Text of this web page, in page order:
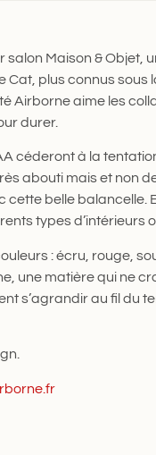
Maison & Objet,
plus connus sous
Airborne aime les
durer.
céderont à la
abouti mais et non
cette belle balancelle.
types d’intérieurs
: écru, rouge,
une matière qui ne
s’agrandir au fil du